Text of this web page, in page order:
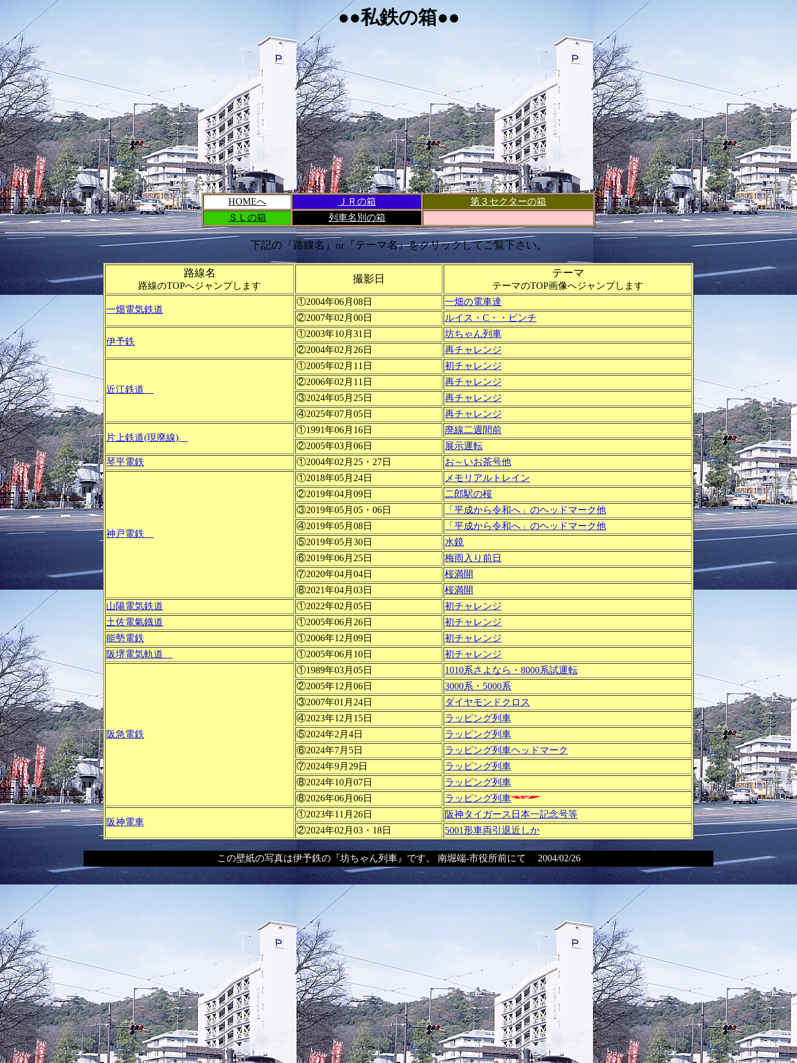
●●私鉄の箱●●
HOMEへ ＪＲの箱
第３セクターの箱
ＳＬの箱
列車名別の箱
下記の『路線名』or『テーマ名』をクリックしてご覧下さい。
路線名
路線のTOPへジャンプします
撮影日 テーマ
テーマのTOP画像へジャンプします
一畑電気鉄道
①2004年06月08日
一畑の電車達
②2007年02月00日
ルイス・C・・ピンチ
伊予鉄
①2003年10月31日
坊ちゃん列車
②2004年02月26日
再チャレンジ
近江鉄道
①2005年02月11日
初チャレンジ
②2006年02月11日
再チャレンジ
③2024年05月25日
再チャレンジ
④2025年07月05日
再チャレンジ
片上鉄道(現廃線)
①1991年06月16日
廃線二週間前
②2005年03月06日
展示運転
琴平電鉄
①2004年02月25・27日 お～いお茶号他
神戸電鉄
①2018年05月24日
メモリアルトレイン
②2019年04月09日
二郎駅の桜
③2019年05月05・06日
「平成から令和へ」のヘッドマーク他
④2019年05月08日
「平成から令和へ」のヘッドマーク他
⑤2019年05月30日
水鏡
⑥2019年06月25日
梅雨入り前日
⑦2020年04月04日
桜満開
⑧2021年04月03日
桜満開
山陽電気鉄道
①2022年02月05日
初チャレンジ
土佐電氣鐡道
①2005年06月26日
初チャレンジ
能勢電鉄
①2006年12月09日
初チャレンジ
阪堺電気軌道
①2005年06月10日 初チャレンジ
阪急電鉄
①1989年03月05日
1010系さよなら・8000系試運転
②2005年12月06日
3000系・5000系
③2007年01月24日
ダイヤモンドクロス
④2023年12月15日
ラッピング列車
⑤2024年2月4日
ラッピング列車
⑥2024年7月5日
ラッピング列車ヘッドマーク
⑦2024年9月29日
ラッピング列車
⑧2024年10月07日
ラッピング列車
⑧2026年06月06日
ラッピング列車
阪神電車
①2023年11月26日
阪神タイガース日本一記念号等
②2024年02月03・18日
5001形車両引退近しか
この壁紙の写真は伊予鉄の『坊ちゃん列車』です。 南堀端-市役所前にて 2004/02/26